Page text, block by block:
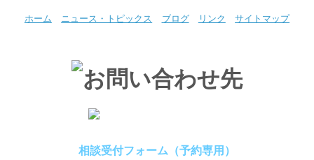
ホーム ニュース・トピックス ブログ リンク サイトマップ
相談受付フォーム（予約専用）